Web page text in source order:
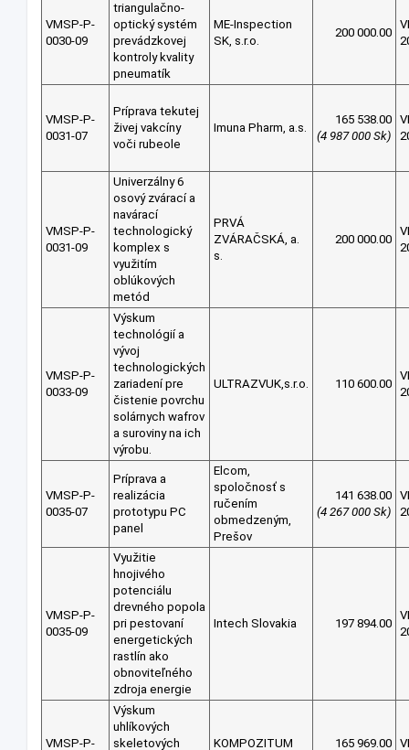
VMSP-P-
0030-09
triangulačno-
optický systém
prevádzkovej
kontroly kvality
pneumatík
ME-Inspection
SK, s.r.o.
200 000.00
VMSP-P-
0031-07
Príprava tekutej
živej vakcíny
voči rubeole
Imuna Pharm, a.s.
165 538.00
(4 987 000 Sk)
VMSP-P-
0031-09
Univerzálny 6
osový zvárací a
navárací
technologický
komplex s
využitím
oblúkových
metód
PRVÁ
ZVÁRAČSKÁ, a.
s.
200 000.00
VMSP-P-
0033-09
Výskum
technológií a
vývoj
technologických
zariadení pre
čistenie povrchu
solárnych wafrov
a suroviny na ich
výrobu.
ULTRAZVUK,s.r.o. 110 600.00
VMSP-P-
0035-07
Príprava a
realizácia
prototypu PC
panel
Elcom,
spoločnosť s
ručením
obmedzeným,
Prešov
141 638.00
(4 267 000 Sk)
VMSP-P-
0035-09
Využitie
hnojivého
potenciálu
drevného popola
pri pestovaní
energetických
rastlín ako
obnoviteľného
zdroja energie
Intech Slovakia 197 894.00
VMSP-P-
Výskum
uhlíkových
skeletových
KOMPOZITUM 165 969.00